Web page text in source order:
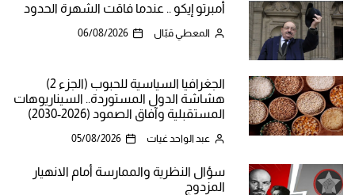
أمبرتو إيكو .. عندما فاقت الشهرة الحدود
المعطي قبّال 06/08/2026
الجغرافيا السياسية للحبوب (الجزء 2)
هشاشة الدول المستوردة.. السيناريوهات
المستقبلية وآفاق الصمود (2026-2030)
عبد الواحد غيات 05/08/2026
سؤال النظرية والممارسة أمام الانهيار
المزدوج